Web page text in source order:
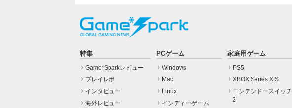
特集
Game*Sparkレビュー
プレイレポ
インタビュー
海外レビュー
PCゲーム
Windows
Mac
Linux
インディーゲーム
家庭用ゲーム
PS5
XBOX Series X|S
ニンテンドースイッチ
2